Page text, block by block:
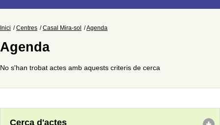
Inici Centres Casal Mira-sol Agenda
Agenda
No s'han trobat actes amb aquests criteris de cerca
Cerca d'actes